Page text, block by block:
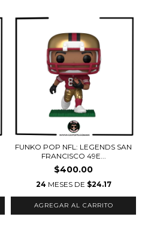
FUNKO POP NFL: LEGENDS SAN
FRANCISCO 49E...
$400.00
24 MESES DE $24.17